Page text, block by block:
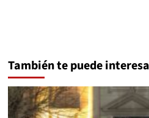
También te puede